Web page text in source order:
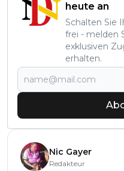
heute an
Schalten Sie
frei - melden
exklusiven
erhalten.
Nic Gayer
Redakteur